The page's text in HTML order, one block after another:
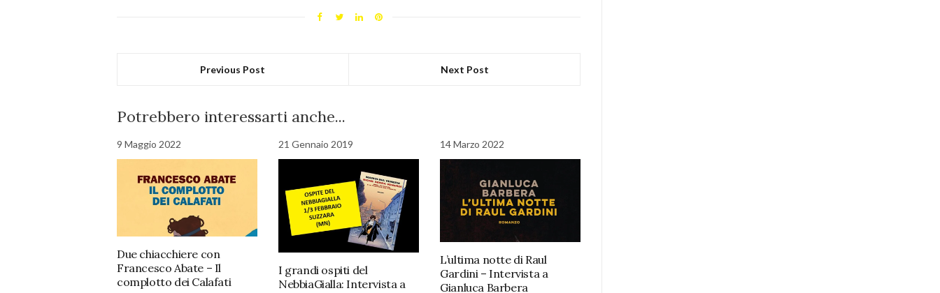
Previous Post Next Post
Potrebbero interessarti anche...
9 Maggio 2022
Due chiacchiere con
Francesco Abate – Il
complotto dei Calafati
21 Gennaio 2019
I grandi ospiti del
NebbiaGialla: Intervista a
14 Marzo 2022
L’ultima notte di Raul
Gardini – Intervista a
Gianluca Barbera